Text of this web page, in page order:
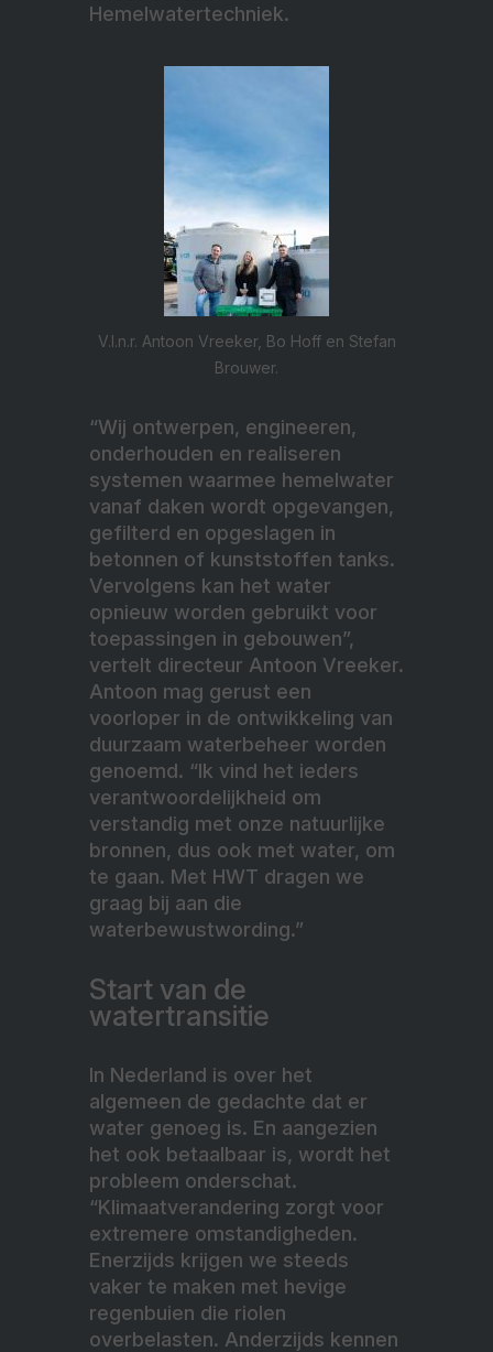
Hemelwatertechniek.
V.l.n.r. Antoon Vreeker, Bo Hoff en Stefan
Brouwer.
“Wij ontwerpen, engineeren,
onderhouden en realiseren
systemen waarmee hemelwater
vanaf daken wordt opgevangen,
gefilterd en opgeslagen in
betonnen of kunststoffen tanks.
Vervolgens kan het water
opnieuw worden gebruikt voor
toepassingen in gebouwen”,
vertelt directeur Antoon Vreeker.
Antoon mag gerust een
voorloper in de ontwikkeling van
duurzaam waterbeheer worden
genoemd. “Ik vind het ieders
verantwoordelijkheid om
verstandig met onze natuurlijke
bronnen, dus ook met water, om
te gaan. Met HWT dragen we
graag bij aan die
waterbewustwording.”
Start van de
watertransitie
In Nederland is over het
algemeen de gedachte dat er
water genoeg is. En aangezien
het ook betaalbaar is, wordt het
probleem onderschat.
“Klimaatverandering zorgt voor
extremere omstandigheden.
Enerzijds krijgen we steeds
vaker te maken met hevige
regenbuien die riolen
overbelasten. Anderzijds kennen